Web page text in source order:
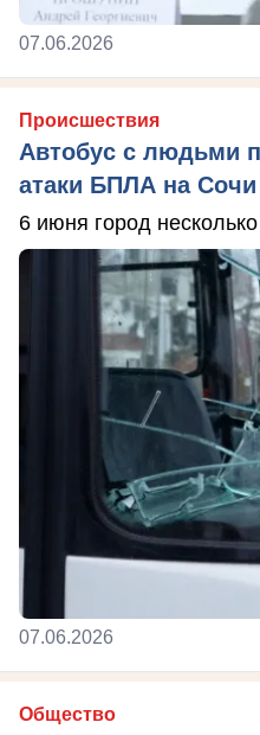
07.06.2026
Происшествия
Автобус с людьми
атаки БПЛА на Сочи
6 июня город
07.06.2026
Общество